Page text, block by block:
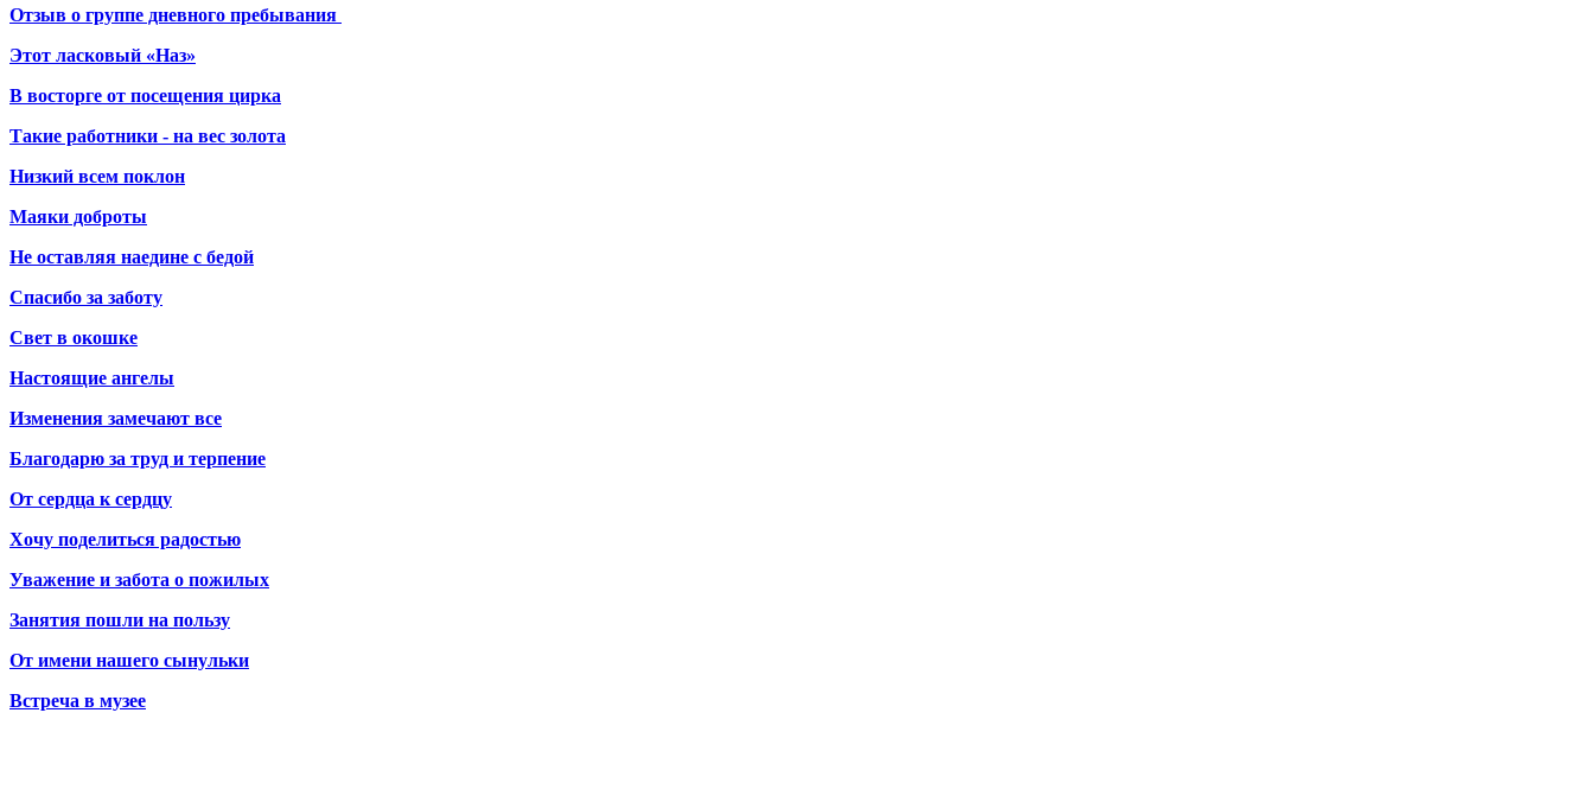
Отзыв о группе дневного пребывания
Этот ласковый «Наз»
В восторге от посещения цирка
Такие работники - на вес золота
Низкий всем поклон
Маяки доброты
Не оставляя наедине с бедой
Спасибо за заботу
Свет в окошке
Настоящие ангелы
Изменения замечают все
Благодарю за труд и терпение
От сердца к сердцу
Хочу поделиться радостью
Уважение и забота о пожилых
Занятия пошли на пользу
От имени нашего сынульки
Встреча в музее